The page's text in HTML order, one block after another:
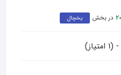
در بخش یخچال